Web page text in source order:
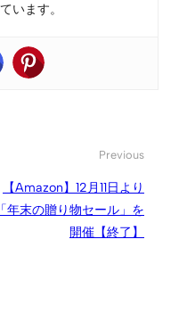
います。
Previous
【Amazon】12月11日より
「年末の贈り物セール」を
開催【終了】